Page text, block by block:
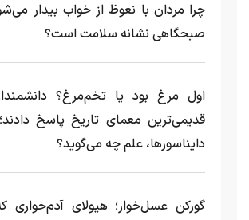
چرا مردان با نعوظ از خواب بیدار
صبحگاهی نشانه سلامت است؟
اول مرغ بود یا تخم‌مرغ؟
قدیمی‌ترین معمای تاریخ پاسخ
دایناسورها، علم چه می‌گوید؟
گورکن عسل‌خوار؛ هیولای آدم‌خواری